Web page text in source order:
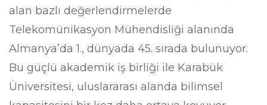
alan bazlı değerlendirmelerde
Telekomünikasyon Mühendisliği alanında
Almanya’da 1., dünyada 45. sırada bulunuyor.
Bu güçlü akademik iş birliği ile Karabük
Üniversitesi, uluslararası alanda bilimsel